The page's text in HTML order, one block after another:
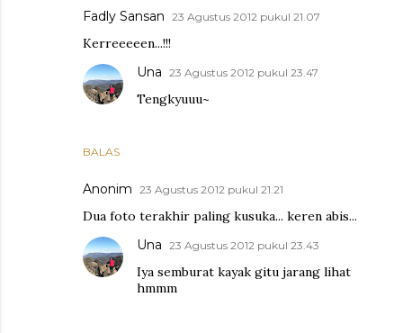
Fadly Sansan 23 Agustus 2012 pukul 21.07
Kerreeeeen...!!!
BALAS
Una 23 Agustus 2012 pukul 23.47
Tengkyuuu~
Anonim 23 Agustus 2012 pukul 21.21
Dua foto terakhir paling kusuka... keren abis...
Una 23 Agustus 2012 pukul 23.43
Iya semburat kayak gitu jarang lihat
hmmm